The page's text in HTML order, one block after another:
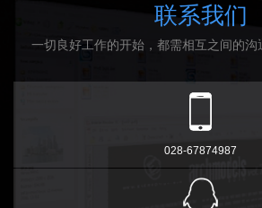
联系我们
一切良好工作的开始，都需相互之间的沟
028-67874987